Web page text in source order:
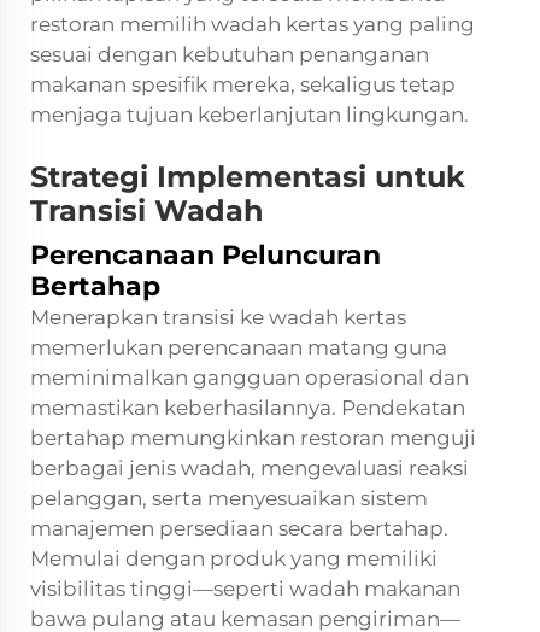
restoran memilih wadah kertas yang paling
sesuai dengan kebutuhan penanganan
makanan spesifik mereka, sekaligus tetap
menjaga tujuan keberlanjutan lingkungan.
Strategi Implementasi untuk
Transisi Wadah
Perencanaan Peluncuran
Bertahap
Menerapkan transisi ke wadah kertas
memerlukan perencanaan matang guna
meminimalkan gangguan operasional dan
memastikan keberhasilannya. Pendekatan
bertahap memungkinkan restoran menguji
berbagai jenis wadah, mengevaluasi reaksi
pelanggan, serta menyesuaikan sistem
manajemen persediaan secara bertahap.
Memulai dengan produk yang memiliki
visibilitas tinggi—seperti wadah makanan
bawa pulang atau kemasan pengiriman—